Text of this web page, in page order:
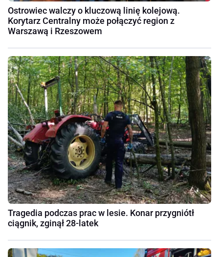
Ostrowiec walczy o kluczową linię kolejową.
Korytarz Centralny może połączyć region z
Warszawą i Rzeszowem
Tragedia podczas prac w lesie. Konar przygniótł
ciągnik, zginął 28-latek